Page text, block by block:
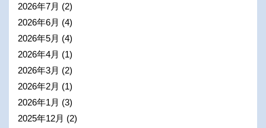
2026年7月 (2)
2026年6月 (4)
2026年5月 (4)
2026年4月 (1)
2026年3月 (2)
2026年2月 (1)
2026年1月 (3)
2025年12月 (2)